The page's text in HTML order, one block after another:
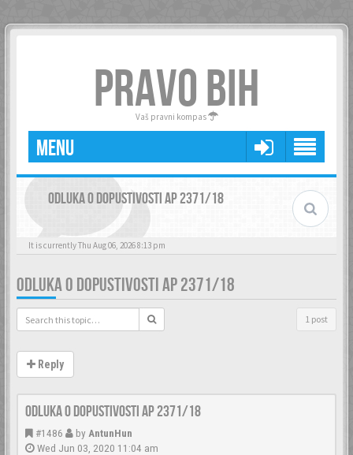
PRAVO BIH
Vaš pravni kompas
MENU
ODLUKA O DOPUSTIVOSTI AP 2371/18
It is currently Thu Aug 06, 2026 8:13 pm
ODLUKA O DOPUSTIVOSTI AP 2371/18
1 post
Reply
Odluka o dopustivosti AP 2371/18
#1486 by AntunHun
Wed Jun 03, 2020 11:04 am